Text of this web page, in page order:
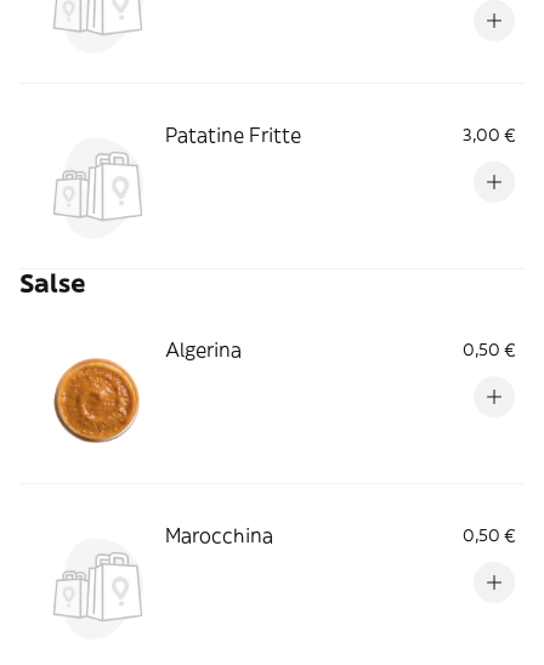
Patatine Fritte 3,00 €
Salse
Algerina 0,50 €
Marocchina 0,50 €